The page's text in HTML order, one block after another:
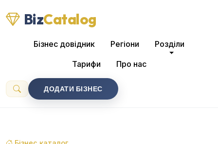
BizCatalog
Бізнес довідник Регіони Розділи
Тарифи Про нас
ДОДАТИ БІЗНЕС